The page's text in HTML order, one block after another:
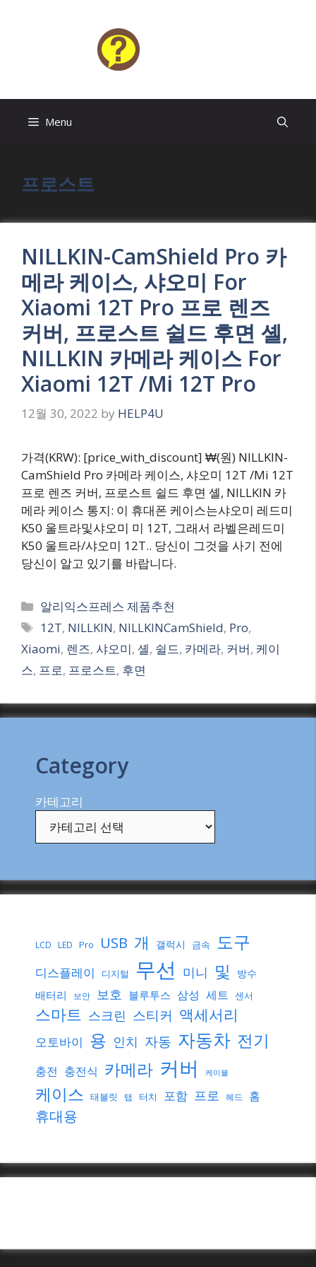
Menu
프로스트
NILLKIN-CamShield Pro 카
메라 케이스, 샤오미 For
Xiaomi 12T Pro 프로 렌즈
커버, 프로스트 쉴드 후면 셸,
NILLKIN 카메라 케이스 For
Xiaomi 12T /Mi 12T Pro
12월 30, 2022 by HELP4U
가격(KRW): [price_with_discount] ₩(원) NILLKIN-
CamShield Pro 카메라 케이스, 샤오미 12T /Mi 12T
프로 렌즈 커버, 프로스트 쉴드 후면 셸, NILLKIN 카
메라 케이스 통지: 이 휴대폰 케이스는샤오미 레드미
K50 울트라및샤오미 미 12T, 그래서 라벨은레드미
K50 울트라/샤오미 12T.. 당신이 그것을 사기 전에
당신이 알고 있기를 바랍니다.
Categories
알리익스프레스 제품추천
Tags
12T, NILLKIN, NILLKINCamShield, Pro,
Xiaomi, 렌즈, 샤오미, 셸, 쉴드, 카메라, 커버, 케이
스, 프로, 프로스트, 후면
Category
카테고리
LCD LED Pro USB 개 갤럭시 금속 도구
디스플레이 디지털 무선 미니 및 방수
배터리 보안 보호 블루투스 삼성 세트 센서
스마트 스크린 스티커 액세서리
오토바이 용 인치 자동 자동차 전기
충전 충전식 카메라 커버 케이블
케이스 태블릿 탭 터치 포함 프로 헤드 홈
휴대용